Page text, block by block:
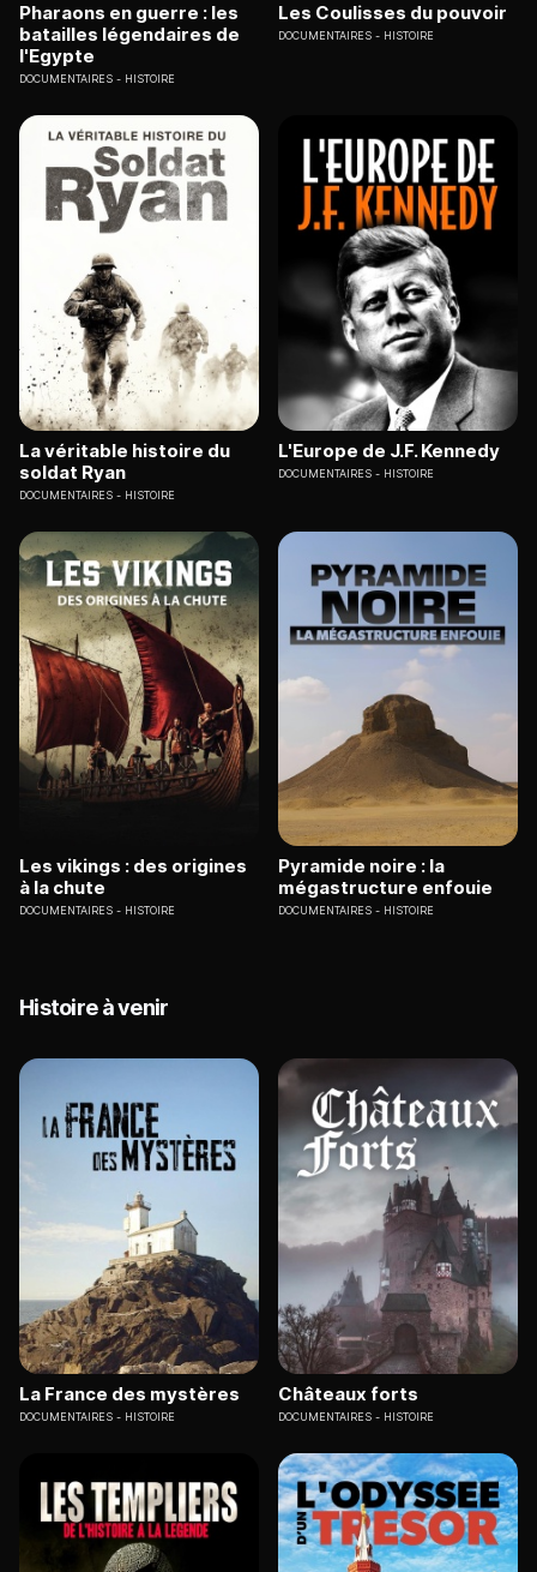
Pharaons en guerre : les
batailles légendaires de
l'Egypte
DOCUMENTAIRES HISTOIRE
Les Coulisses du pouvoir
DOCUMENTAIRES HISTOIRE
La véritable histoire du
soldat Ryan
DOCUMENTAIRES HISTOIRE
L'Europe de J.F. Kennedy
DOCUMENTAIRES HISTOIRE
Les vikings : des origines
à la chute
DOCUMENTAIRES HISTOIRE
Pyramide noire : la
mégastructure enfouie
DOCUMENTAIRES HISTOIRE
Histoire à venir
La France des mystères
DOCUMENTAIRES HISTOIRE
Châteaux forts
DOCUMENTAIRES HISTOIRE